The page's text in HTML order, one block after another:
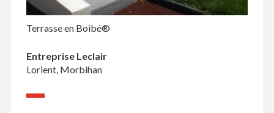
Terrasse en Boibé®
Entreprise Leclair
Lorient, Morbihan